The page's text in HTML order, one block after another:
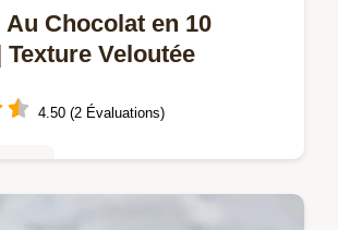
Au Chocolat en 10
Texture Veloutée
4.50 (2 Évaluations)
ganache au chocolat avec notre